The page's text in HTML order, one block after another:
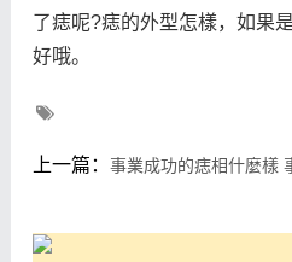
了痣呢?痣的外型怎樣，如果
好哦。
上一篇： 事業成功的痣相什麼樣